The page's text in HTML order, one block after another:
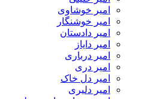
امیر خوشاوی
امیر خوشنگار
امیر دادستان
امیر دایاز
امیر درباری
امیر دری
امیر دل خاک
امیر دلیری